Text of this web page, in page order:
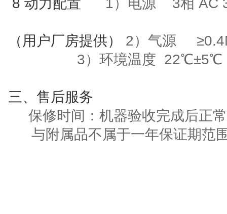
8 动力配置 1）电源 3相 AC
（用户厂房提供） 2）气源 ≥
3）环境温度 22℃±5℃
三、售后服务
保修时间：机器验收完成后正
与附属品不属于一年保证期范